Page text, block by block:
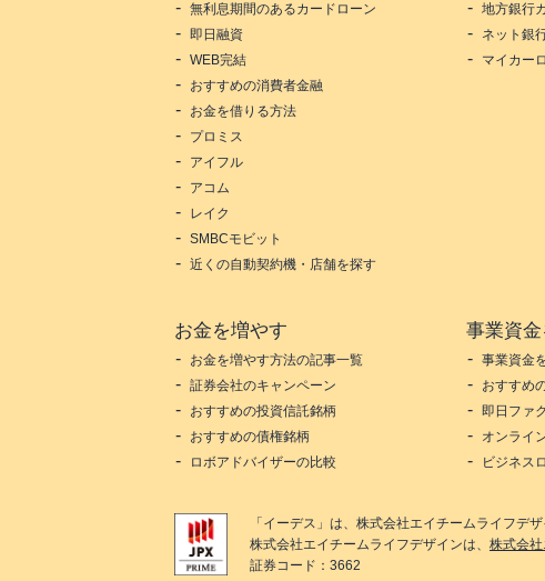
無利息期間のあるカードローン
即日融資
WEB完結
おすすめの消費者金融
お金を借りる方法
プロミス
アイフル
アコム
レイク
SMBCモビット
近くの自動契約機・店舗を探す
地方銀行
ネット銀
マイカー
お金を増やす
お金を増やす方法の記事一覧
証券会社のキャンペーン
おすすめの投資信託銘柄
おすすめの債権銘柄
ロボアドバイザーの比較
事業資
事業資金
おすすめ
即日ファ
オンライ
ビジネス
「 イーデス 」は、 株式会社エイチームライフデザ
株式会社エイチームライフデザインは、 株式会
証券コード：3662